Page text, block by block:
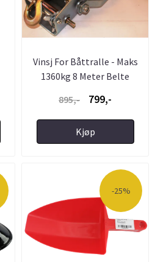
Vinsj For Båttralle - Maks
1360kg 8 Meter Belte
895,-
799,-
Kjøp
-25%